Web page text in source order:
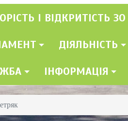
І ВІДКРИТІСТЬ ЗО
ДІЯЛЬНІСТЬ
ІНФОРМАЦІЯ